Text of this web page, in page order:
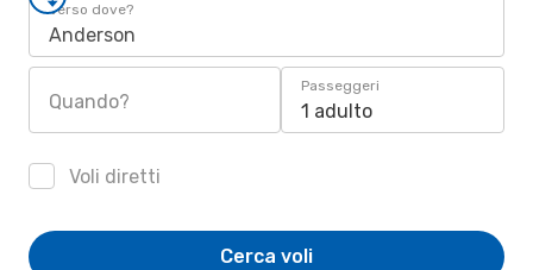
Verso dove?
Anderson
Quando?
Passeggeri
1 adulto
Voli diretti
Cerca voli